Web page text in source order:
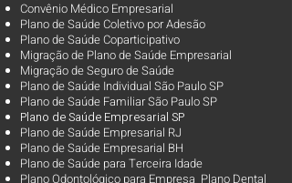
Convênio Médico Empresarial
Plano de Saúde Coletivo por Adesão
Plano de Saúde Coparticipativo
Migração de Plano de Saúde Empresarial
Migração de Seguro de Saúde
Plano de Saúde Individual São Paulo SP
Plano de Saúde Familiar São Paulo SP
Plano de Saúde Empresarial SP
Plano de Saúde Empresarial RJ
Plano de Saúde Empresarial BH
Plano de Saúde para Terceira Idade
Plano Odontológico para Empresa Plano Dental